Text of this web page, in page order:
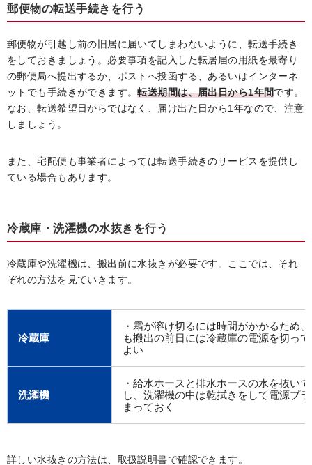
郵便物の転送手続きを行う
郵便物が引越し前の旧居に届いてしまわないように、転送手続き
をしておきましょう。必要事項を記入した転居届の用紙を最寄り
の郵便局へ提出するか、ポストへ投函する、あるいはインターネ
ットでも手続きができます。転送期間は、届出日から1年間です。
なお、転送希望日からではなく、届け出た日から1年なので、注意
しましょう。
また、宅配便も事業者によっては転送手続きのサービスを提供し
ている場合もあります。
冷蔵庫・洗濯機の水抜きを行う
冷蔵庫や洗濯機は、搬出前に水抜きが必要です。ここでは、それ
ぞれの方法を見ていきます。
冷蔵庫
・霜が溶け切るには時間がかかるため
も搬出の前日には冷蔵庫の電源を切っ
よい
洗濯機
・給水ホースと排水ホースの水を抜い
し、洗濯機の中は乾拭きをして電源プ
まっておく
詳しい水抜きの方法は、取扱説明書で確認できます。